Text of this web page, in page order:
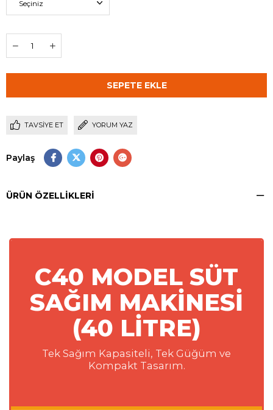
TAVSIYE ET YORUM YAZ
Paylaş
ÜRÜN ÖZELLIKLERI
C40 MODEL SÜT
SAĞIM MAKİNESİ
(40 LİTRE)
Tek Sağım Kapasiteli, Tek Güğüm ve
Kompakt Tasarım.